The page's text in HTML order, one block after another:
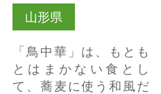
山形県
「鳥中華」は、もとも
とはまかない食とし
て、蕎麦に使う和風だ